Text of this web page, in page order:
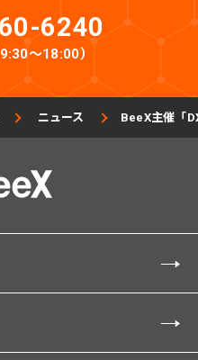
6240
〜18:00）
ニュース BeeX主催「